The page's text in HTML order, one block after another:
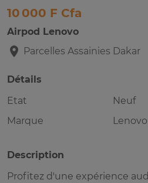
10 000 F Cfa
Airpod Lenovo
Parcelles Assainies Dakar
Détails
Etat
Neuf
Marque
Lenovo
Description
Profitez d'une expérience